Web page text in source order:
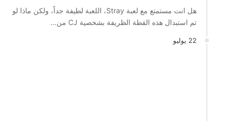
هل انت مستمتع مع لعبة Stray، اللعبة لطيفة جداً، ولكن ماذا لو
تم استبدال هذه القطة الظريفة بشخصية CJ من…
22 يوليو